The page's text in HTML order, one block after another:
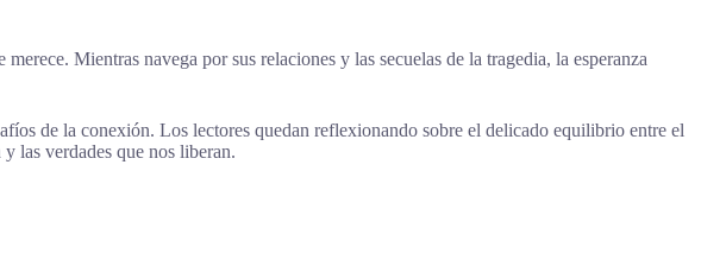
Mientras navega por sus relaciones y las secuelas de la tragedia, la esperanza
de la conexión. Los lectores quedan reflexionando sobre el delicado equilibrio entre el
las verdades que nos liberan.